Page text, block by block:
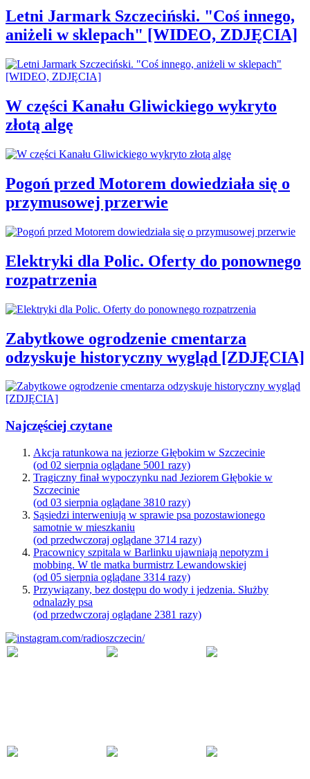
Letni Jarmark Szczeciński. "Coś innego,
aniżeli w sklepach" [WIDEO, ZDJĘCIA]
W części Kanału Gliwickiego wykryto
złotą algę
Pogoń przed Motorem dowiedziała się o
przymusowej przerwie
Elektryki dla Polic. Oferty do ponownego
rozpatrzenia
Zabytkowe ogrodzenie cmentarza
odzyskuje historyczny wygląd [ZDJĘCIA]
Najczęściej czytane
Akcja ratunkowa na jeziorze Głębokim w Szczecinie
(od 02 sierpnia oglądane 5001 razy)
Tragiczny finał wypoczynku nad Jeziorem Głębokie w
Szczecinie
(od 03 sierpnia oglądane 3810 razy)
Sąsiedzi interweniują w sprawie psa pozostawionego
samotnie w mieszkaniu
(od przedwczoraj oglądane 3714 razy)
Pracownicy szpitala w Barlinku ujawniają nepotyzm i
mobbing. W tle matka burmistrz Lewandowskiej
(od 05 sierpnia oglądane 3314 razy)
Przywiązany, bez dostępu do wody i jedzenia. Służby
odnalazły psa
(od przedwczoraj oglądane 2381 razy)